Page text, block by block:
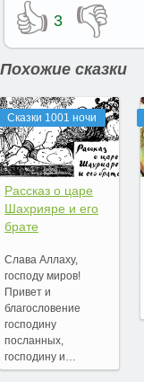
👍 3 👎
Похожие сказки
Сказки 1001 ночи
Рассказ о царе
Шахрияре и его
брате
Cлава Аллаху,
господу миров!
Привет и
благословение
господину
посланных,
господину и…